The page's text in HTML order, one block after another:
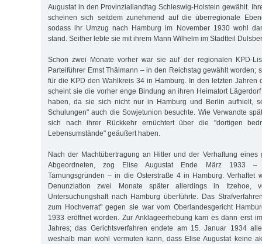
Augustat in den Provinziallandtag Schleswig-Holstein gewählt.
scheinen sich seitdem zunehmend auf die überregionale
sodass ihr Umzug nach Hamburg im November 1930 wohl
stand. Seither lebte sie mit ihrem Mann Wilhelm im Stadtteil
Schon zwei Monate vorher war sie auf der regionalen KPD-
Parteiführer Ernst Thälmann – in den Reichstag gewählt worden;
für die KPD den Wahlkreis 34 in Hamburg. In den letzten Jahren
scheint sie die vorher enge Bindung an ihren Heimatort
haben, da sie sich nicht nur in Hamburg und Berlin aufhielt,
Schulungen" auch die Sowjetunion besuchte. Wie Verwandte
sich nach ihrer Rückkehr ernüchtert über die "dortigen
Lebensumstände" geäußert haben.
Nach der Machtübertragung an Hitler und der Verhaftung eines
Abge­ordneten, zog Elise Augustat Ende März 1933 –
Tarnungsgründen – in die Osterstraße 4 in Hamburg. Verhaftet
Denunziation zwei Monate später allerdings in
Untersuchungshaft nach Hamburg überführte. Das
zum Hochverrat" gegen sie war vom Oberlandesgericht
1933 eröffnet worden. Zur Anklageerhebung kam es dann erst
Jahres; das Gerichtsverfahren endete am 15. Januar 1934
weshalb man wohl vermuten kann, dass Elise Augustat keine